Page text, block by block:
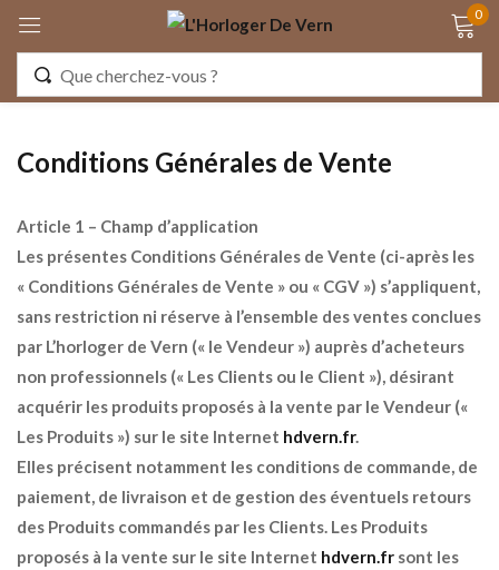
0
Conditions Générales de Vente
Article 1 – Champ d’application
Les présentes Conditions Générales de Vente (ci-après les
« Conditions Générales de Vente » ou « CGV ») s’appliquent,
sans restriction ni réserve à l’ensemble des ventes conclues
par L’horloger de Vern (« le Vendeur ») auprès d’acheteurs
non professionnels (« Les Clients ou le Client »), désirant
acquérir les produits proposés à la vente par le Vendeur («
Les Produits ») sur le site Internet hdvern.fr.
Elles précisent notamment les conditions de commande, de
paiement, de livraison et de gestion des éventuels retours
des Produits commandés par les Clients. Les Produits
proposés à la vente sur le site Internet hdvern.fr sont les
Identifiez-vous
Se souvenir de moi Mot de passe oublié ?
S'IDENTIFIER
MON COMPTE